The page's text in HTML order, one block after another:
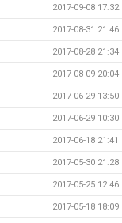
2017-09-08 17:32
2017-08-31 21:46
2017-08-28 21:34
2017-08-09 20:04
2017-06-29 13:50
2017-06-29 10:30
2017-06-18 21:41
2017-05-30 21:28
2017-05-25 12:46
2017-05-18 18:09